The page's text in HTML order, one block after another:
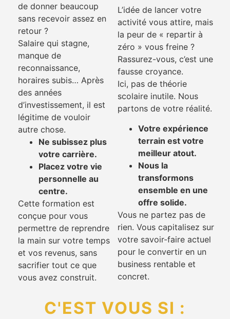
de donner beaucoup
sans recevoir assez en
retour ?
Salaire qui stagne,
manque de
reconnaissance,
horaires subis… Après
des années
d’investissement, il est
légitime de vouloir
autre chose.
Ne subissez plus
votre carrière.
Placez votre vie
personnelle au
centre.
Cette formation est
conçue pour vous
permettre de reprendre
la main sur votre temps
et vos revenus, sans
sacrifier tout ce que
vous avez construit.
L’idée de lancer votre
activité vous attire, mais
la peur de « repartir à
zéro » vous freine ?
Rassurez-vous, c’est une
fausse croyance.
Ici, pas de théorie
scolaire inutile. Nous
partons de votre réalité.
Votre expérience
terrain est votre
meilleur atout.
Nous la
transformons
ensemble en une
offre solide.
Vous ne partez pas de
rien. Vous capitalisez sur
votre savoir-faire actuel
pour le convertir en un
business rentable et
concret.
C'EST VOUS SI :